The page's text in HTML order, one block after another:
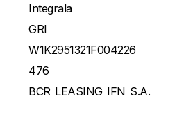
Integrala
GRI
W1K2951321F004226
476
BCR LEASING IFN S.A.